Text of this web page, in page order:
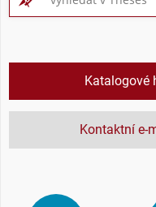
Katalogové
Kontaktní e-